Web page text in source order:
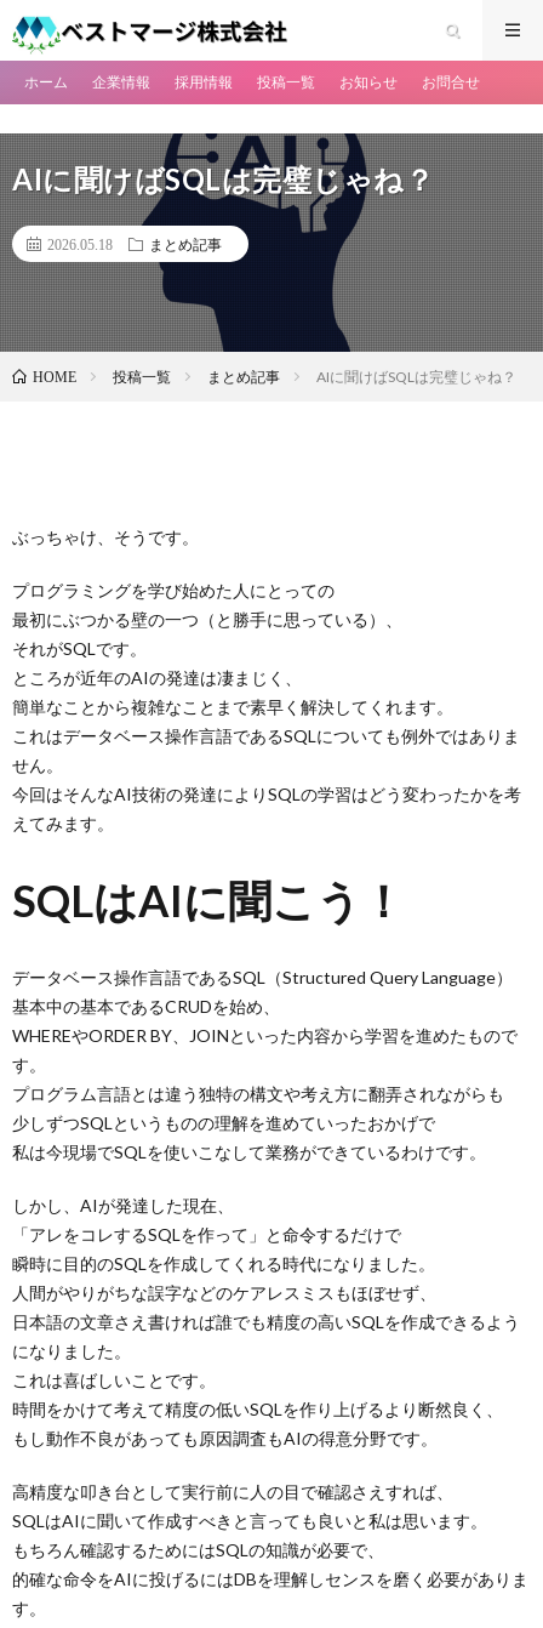
ホーム 企業情報 採用情報 投稿一覧 お知らせ お問合せ
AIに聞けばSQLは完璧じゃね？
2026.05.18 まとめ記事
HOME 投稿一覧 まとめ記事 AIに聞けばSQLは完璧じゃね？
ぶっちゃけ、そうです。
プログラミングを学び始めた人にとっての
最初にぶつかる壁の一つ（と勝手に思っている）、
それがSQLです。
ところが近年のAIの発達は凄まじく、
簡単なことから複雑なことまで素早く解決してくれます。
これはデータベース操作言語であるSQLについても例外ではありま
せん。
今回はそんなAI技術の発達によりSQLの学習はどう変わったかを考
えてみます。
SQLはAIに聞こう！
データベース操作言語であるSQL（Structured Query Language）
基本中の基本であるCRUDを始め、
WHEREやORDER BY、JOINといった内容から学習を進めたもので
す。
プログラム言語とは違う独特の構文や考え方に翻弄されながらも
少しずつSQLというものの理解を進めていったおかげで
私は今現場でSQLを使いこなして業務ができているわけです。
しかし、AIが発達した現在、
「アレをコレするSQLを作って」と命令するだけで
瞬時に目的のSQLを作成してくれる時代になりました。
人間がやりがちな誤字などのケアレスミスもほぼせず、
日本語の文章さえ書ければ誰でも精度の高いSQLを作成できるよう
になりました。
これは喜ばしいことです。
時間をかけて考えて精度の低いSQLを作り上げるより断然良く、
もし動作不良があっても原因調査もAIの得意分野です。
高精度な叩き台として実行前に人の目で確認さえすれば、
SQLはAIに聞いて作成すべきと言っても良いと私は思います。
もちろん確認するためにはSQLの知識が必要で、
的確な命令をAIに投げるにはDBを理解しセンスを磨く必要がありま
す。